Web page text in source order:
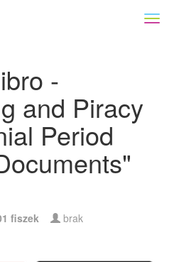
-
and Piracy
Period
fiszek brak